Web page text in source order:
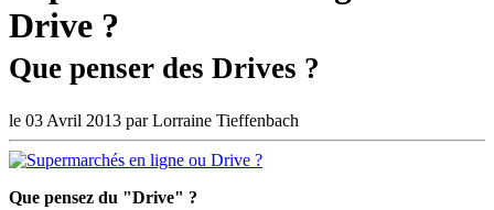
Drive ?
Que penser des Drives ?
le 03 Avril 2013 par Lorraine Tieffenbach
Que pensez du "Drive" ?